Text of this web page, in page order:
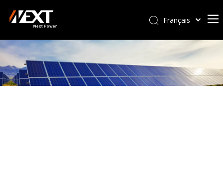
Français
Kiswahili
ไทย
Italiano